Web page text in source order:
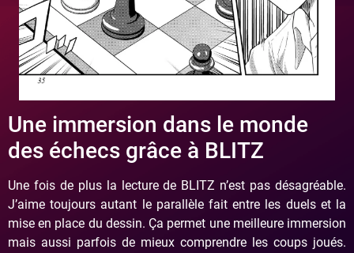
Une immersion dans le monde
des échecs grâce à BLITZ
Une fois de plus la lecture de BLITZ n’est pas désagréable.
J’aime toujours autant le parallèle fait entre les duels et la
mise en place du dessin. Ça permet une meilleure immersion
mais aussi parfois de mieux comprendre les coups joués.